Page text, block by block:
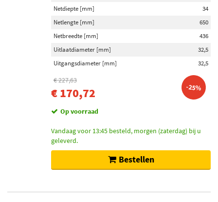
Netdiepte [mm]
34
Netlengte [mm]
650
Netbreedte [mm]
436
Uitlaatdiameter [mm]
32,5
Uitgangsdiameter [mm]
32,5
€ 227,63
€ 170,72 -25%
Op voorraad
Vandaag voor 13:45 besteld, morgen (zaterdag) bij u
geleverd.
Bestellen